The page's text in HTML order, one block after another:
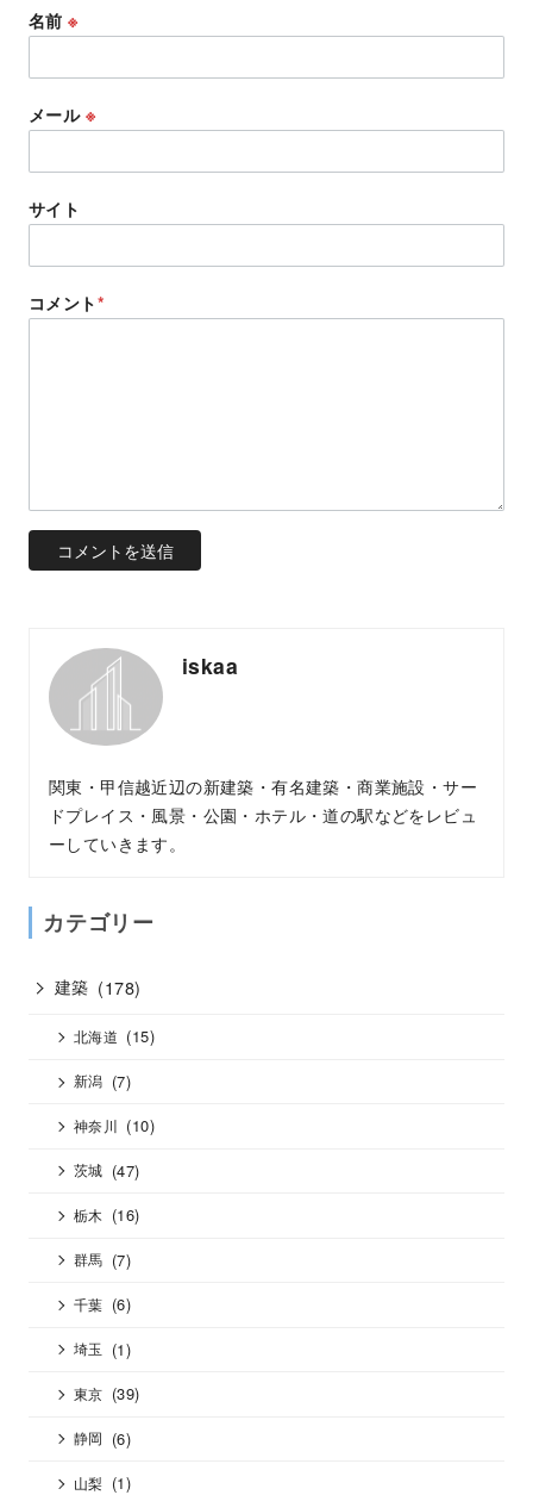
名前※
メール ※
サイト
コメント*
iskaa
関東・甲信越近辺の新建築・有名建築・商業施設・サー
ドプレイス・風景・公園・ホテル・道の駅などをレビュ
ーしていきます。
カテゴリー
建築 (178)
北海道 (15)
新潟 (7)
神奈川 (10)
茨城 (47)
栃木 (16)
群馬 (7)
千葉 (6)
埼玉 (1)
東京 (39)
静岡 (6)
山梨 (1)